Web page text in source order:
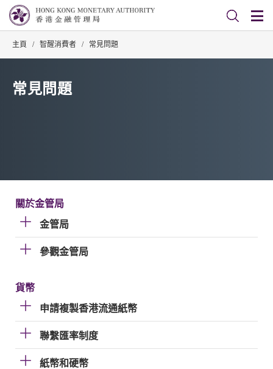
主頁 / 智醒消費者 / 常見問題
常見問題
關於金管局
金管局
參觀金管局
貨幣
申請複製香港流通紙幣
聯繫匯率制度
紙幣和硬幣